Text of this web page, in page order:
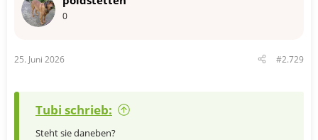
0
25. Juni 2026 #2.729
Tubi schrieb:
Steht sie daneben?